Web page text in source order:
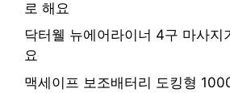
로 해요
닥터웰 뉴에어라이너 4구 마사지
요
맥세이프 보조배터리 도킹형